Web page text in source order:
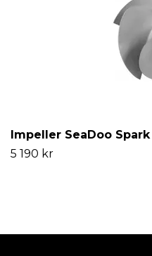
Impeller SeaDoo Spark
5 190 kr